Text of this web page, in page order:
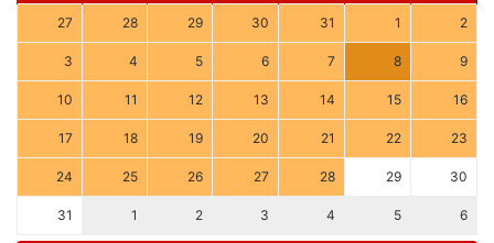
27 28 29 30 31 1 2
3 4 5 6 7 8 9
10 11 12 13 14 15 16
17 18 19 20 21 22 23
24 25 26 27 28 29 30
31 1 2 3 4 5 6